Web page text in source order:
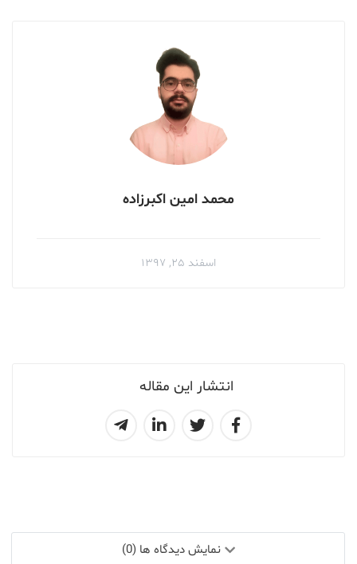
انتشار این مقاله
محمد امین اکبرزاده
اسفند ۲۵, ۱۳۹۷
نمایش دیدگاه ها (0)